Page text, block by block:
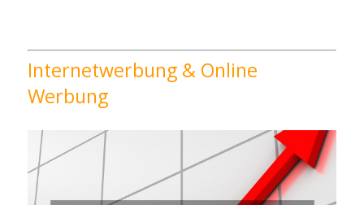
Internetwerbung & Online
Werbung